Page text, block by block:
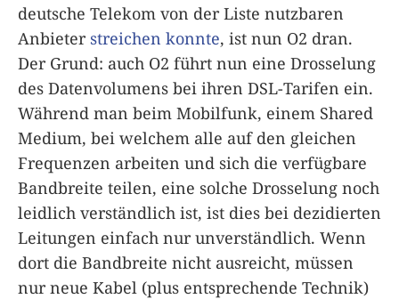
deutsche Telekom von der Liste nutzbaren
Anbieterstreichen konnte, ist nun O2 dran.
Der Grund: auch O2 führt nun eine Drosselung
des Datenvolumens bei ihren DSL-Tarifen ein.
Während man beim Mobilfunk, einem Shared
Medium, bei welchem alle auf den gleichen
Frequenzen arbeiten und sich die verfügbare
Bandbreite teilen, eine solche Drosselung noch
leidlich verständlich ist, ist dies bei dezidierten
Leitungen einfach nur unverständlich. Wenn
dort die Bandbreite nicht ausreicht, müssen
nur neue Kabel (plus entsprechende Technik)